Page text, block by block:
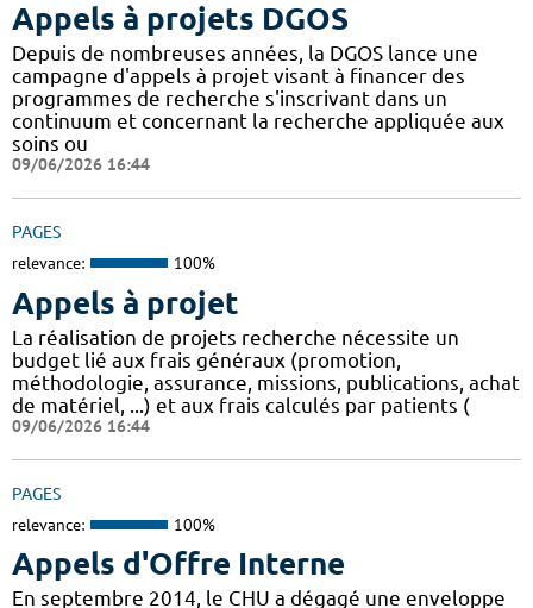
Appels à projets DGOS
Depuis de nombreuses années, la DGOS lance une
campagne d'appels à projet visant à financer des
programmes de recherche s'inscrivant dans un
continuum et concernant la recherche appliquée aux
soins ou
09/06/2026 16:44
PAGES
relevance: 100%
Appels à projet
La réalisation de projets recherche nécessite un
budget lié aux frais généraux (promotion,
méthodologie, assurance, missions, publications, achat
de matériel, ...) et aux frais calculés par patients (
09/06/2026 16:44
PAGES
relevance: 100%
Appels d'Offre Interne
En septembre 2014, le CHU a dégagé une enveloppe